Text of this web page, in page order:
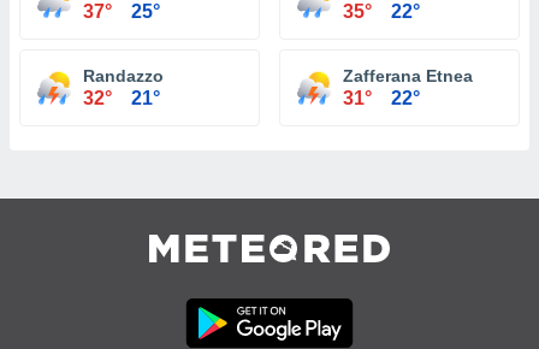
37° 25° 35° 22°
Randazzo
32° 21°
Zafferana Etnea
31° 22°